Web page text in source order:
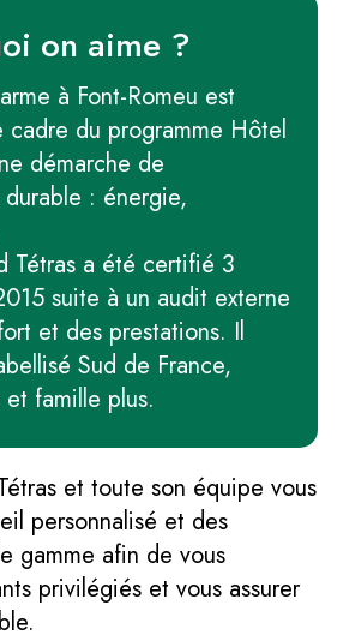
on aime ?
à Font-Romeu est
cadre du programme Hôtel
démarche de
: énergie,
Tétras a été certifié 3
suite à un audit externe
et des prestations. Il
Sud de France,
famille plus.
et toute son équipe vous
personnalisé et des
gamme afin de vous
privilégiés et vous assurer